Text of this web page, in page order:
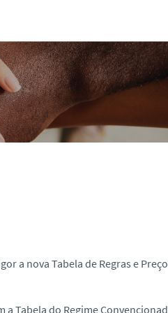
a nova Tabela de Regras e
a Tabela do Regime